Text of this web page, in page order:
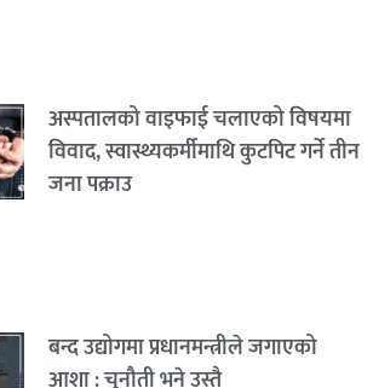
अस्पतालको वाइफाई चलाएको विषयमा
विवाद, स्वास्थ्यकर्मीमाथि कुटपिट गर्ने तीन
जना पक्राउ
बन्द उद्योगमा प्रधानमन्त्रीले जगाएको
आशा : चुनौती भने उस्तै